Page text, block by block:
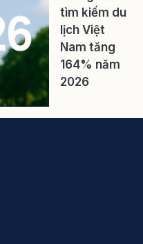
tìm kiếm du
lịch Việt
Nam tăng
164% năm
2026